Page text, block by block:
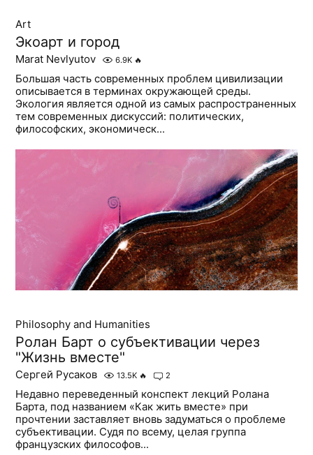
Art
Экоарт и город
Marat Nevlyutov 6.9K 🔥
Большая часть современных проблем цивилизации
описывается в терминах окружающей среды.
Экология является одной из самых распространенных
тем современных дискуссий: политических,
философских, экономическ...
Philosophy and Humanities
Ролан Барт о субъективации через
"Жизнь вместе"
Сергей Русаков 13.5K 🔥 2
Недавно переведенный конспект лекций Ролана
Барта, под названием «Как жить вместе» при
прочтении заставляет вновь задуматься о проблеме
субъективации. Судя по всему, целая группа
французских философов...